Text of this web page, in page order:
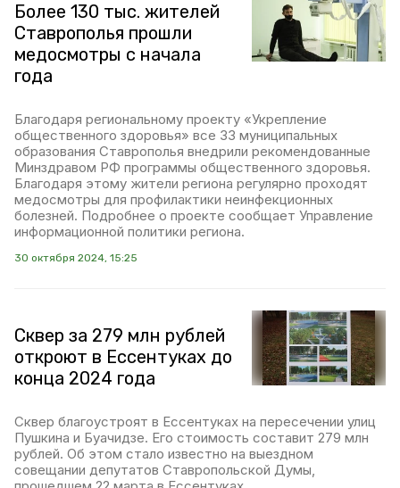
Более 130 тыс. жителей
Ставрополья прошли
медосмотры с начала
года
Благодаря региональному проекту «Укрепление
общественного здоровья» все 33 муниципальных
образования Ставрополья внедрили рекомендованные
Минздравом РФ программы общественного здоровья.
Благодаря этому жители региона регулярно проходят
медосмотры для профилактики неинфекционных
болезней. Подробнее о проекте сообщает Управление
информационной политики региона.
30 октября 2024, 15:25
Сквер за 279 млн рублей
откроют в Ессентуках до
конца 2024 года
Сквер благоустроят в Ессентуках на пересечении улиц
Пушкина и Буачидзе. Его стоимость составит 279 млн
рублей. Об этом стало известно на выездном
совещании депутатов Ставропольской Думы,